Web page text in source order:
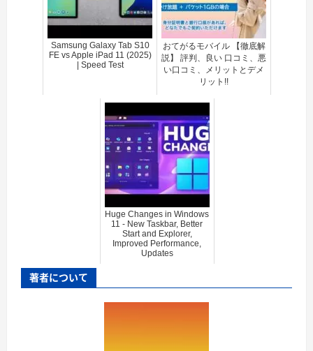
Samsung Galaxy Tab S10
FE vs Apple iPad 11 (2025)
| Speed Test
おてがるモバイル 【徹底解
説】 評判、良い 口コミ、悪
い口コミ、メリットとデメ
リット!!
Huge Changes in Windows
11 - New Taskbar, Better
Start and Explorer,
Improved Performance,
Updates
著者について